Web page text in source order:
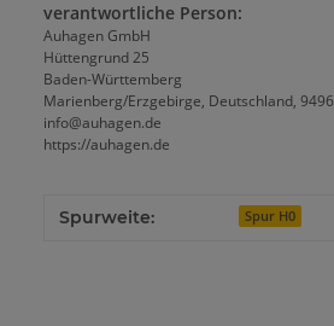
verantwortliche Person:
Auhagen GmbH
Hüttengrund 25
Baden-Württemberg
Marienberg/Erzgebirge, Deutschland, 9496
info@auhagen.de
https://auhagen.de
Spurweite: Spur H0